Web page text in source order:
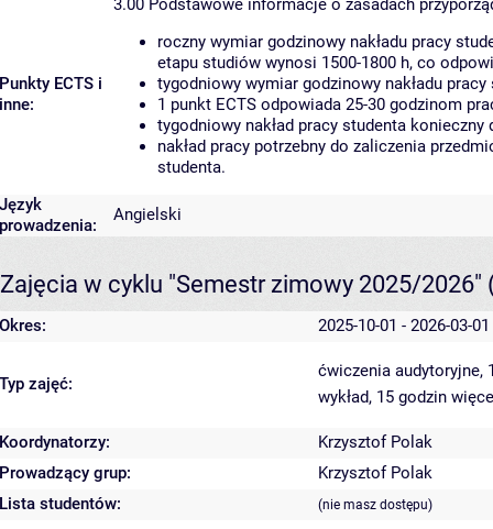
Punkty ECTS i
inne:
3.00 Podstawowe informacje o zasadach
roczny wymiar godzinowy nakładu pracy
etapu studiów wynosi 1500-1800 h, co
tygodniowy wymiar godzinowy nakładu
1 punkt ECTS odpowiada 25-30 godzinom
tygodniowy nakład pracy studenta
nakład pracy potrzebny do zaliczenia
studenta.
Język
prowadzenia:
Angielski
Zajęcia w cyklu "Semestr zimowy 2025/2026"
Okres: 2025-10-01 - 2026-03-01
Typ zajęć:
ćwiczenia audytoryjne,
wykład, 15 godzin
Koordynatorzy:
Krzysztof Polak
Prowadzący grup:
Krzysztof Polak
Lista studentów:
(nie masz dostępu)